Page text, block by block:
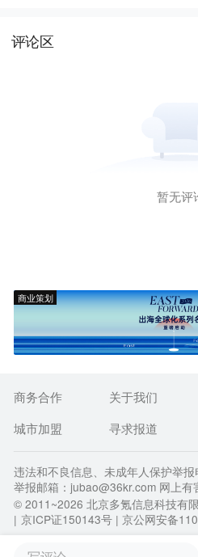
评论区
暂无评
商业策划
商务合作 关于我们
城市加盟
寻求报道
违法和不良信息、未成年人保护举
举报邮箱：jubao@36kr.com 网上有
© 2011~2026 北京多氪信息科技有
| 京ICP证150143号 | 京公网安备